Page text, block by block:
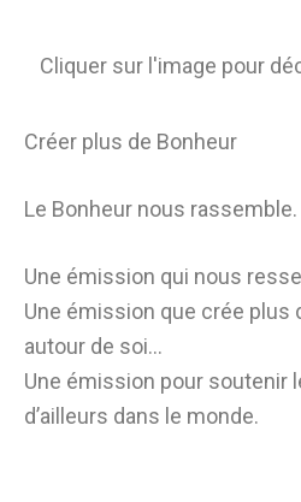
Cliquer sur l'image pour
Créer plus de Bonheur
Le Bonheur nous rassemble.
Une émission qui nous
Une émission que crée plus
autour de soi…
Une émission pour soutenir
d’ailleurs dans le monde.